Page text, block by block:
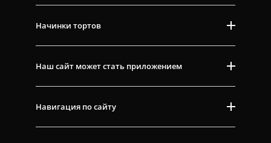
Начинки тортов
Наш сайт может стать приложением
Навигация по сайту